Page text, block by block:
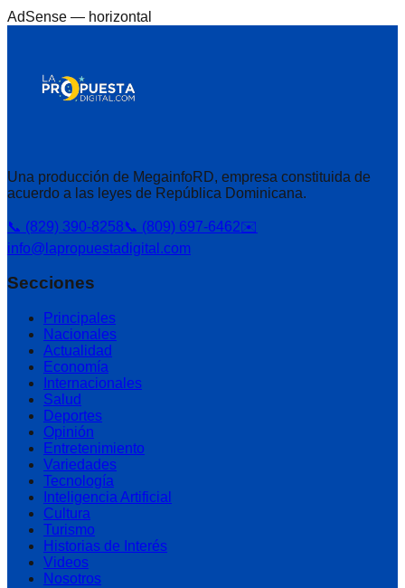
AdSense — horizontal
Una producción de MegainfoRD, empresa constituida de
acuerdo a las leyes de República Dominicana.
📞 (829) 390-8258📞 (809) 697-6462✉️
info@lapropuestadigital.com
Secciones
Principales
Nacionales
Actualidad
Economía
Internacionales
Salud
Deportes
Opinión
Entretenimiento
Variedades
Tecnología
Inteligencia Artificial
Cultura
Turismo
Historias de Interés
Videos
Nosotros